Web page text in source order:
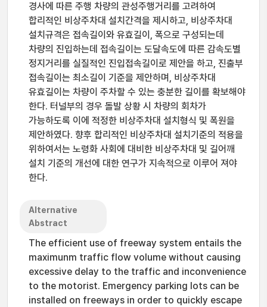
경사에 따른 주행 차량의 관성주행거리를 고려하여
합리적인 비상주차대 설치간격을 제시하고, 비상주차대
설치규격은 접속길이와 유효길이, 폭으로 구성되는데
차량의 진입하는데 접속길이는 도달속도에 따른 감속도별
정지거리를 실질적인 진입접속길이로 제안을 하고, 진출부
접속길이는 최소길이 기준을 제안하며, 비상주차대
유효길이는 차량이 주차할 수 있는 충분한 길이를 확보해야
한다. 터널부의 경우 돌발 상황 시 차량의 회차가
가능하도록 이에 적정한 비상주차대 설치형식 및 폭원을
제안하였다. 향후 합리적인 비상주차대 설치기준의 적용을
위하여서는 노령화 사회에 대비한 비상주차대 및 길어깨
설치 기준의 개선에 대한 연구가 지속적으로 이루어 져야
한다.
Alternative
Abstract
The efficient use of freeway system entails the
maximunm traffic flow volume without causing
excessive delay to the traffic and inconvenience
to the motorist. Emergency parking lots can be
installed on freeways in order to quickly escape